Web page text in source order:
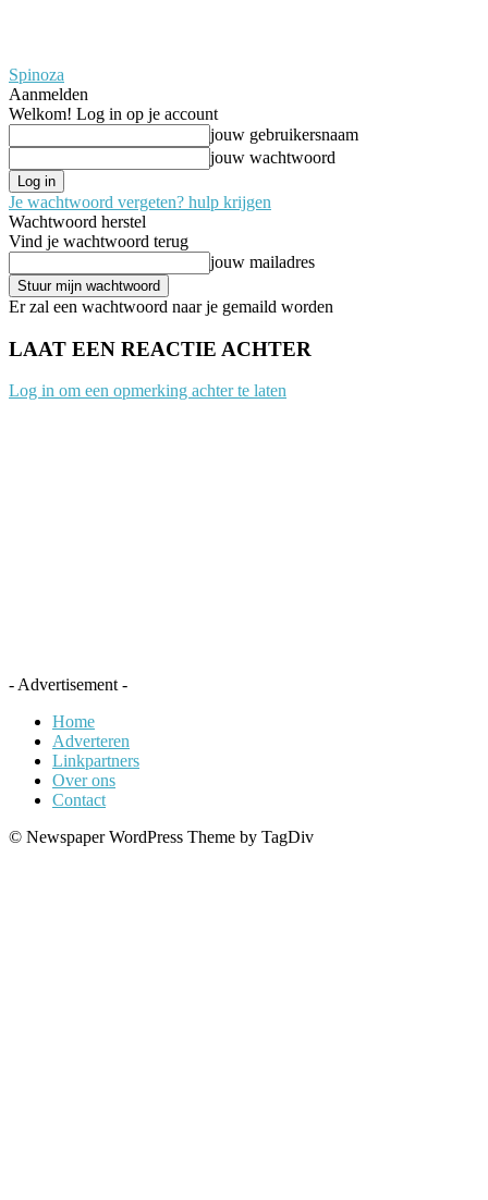
Spinoza
Aanmelden
Welkom! Log in op je account
jouw gebruikersnaam
jouw wachtwoord
Je wachtwoord vergeten? hulp krijgen
Wachtwoord herstel
Vind je wachtwoord terug
jouw mailadres
Er zal een wachtwoord naar je gemaild worden
LAAT EEN REACTIE ACHTER
Log in om een opmerking achter te laten
- Advertisement -
Home
Adverteren
Linkpartners
Over ons
Contact
© Newspaper WordPress Theme by TagDiv